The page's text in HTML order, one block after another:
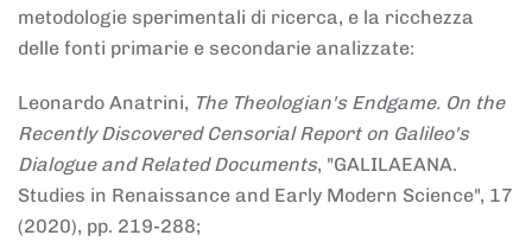
metodologie sperimentali di ricerca, e la ricchezza
delle fonti primarie e secondarie analizzate:
Leonardo Anatrini, The Theologian's Endgame. On the
Recently Discovered Censorial Report on Galileo's
Dialogue and Related Documents, "GALILAEANA.
Studies in Renaissance and Early Modern Science", 17
(2020), pp. 219-288;